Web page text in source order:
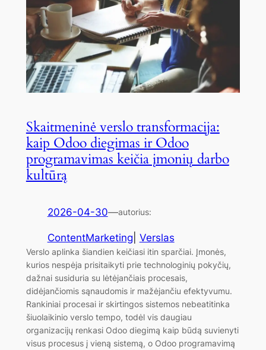
Skaitmeninė verslo transformacija:
kaip Odoo diegimas ir Odoo
programavimas keičia įmonių darbo
kultūrą
2026-04-30—autorius:
ContentMarketing Verslas
Verslo aplinka šiandien keičiasi itin sparčiai. Įmonės,
kurios nespėja prisitaikyti prie technologinių pokyčių,
dažnai susiduria su lėtėjančiais procesais,
didėjančiomis sąnaudomis ir mažėjančiu efektyvumu.
Rankiniai procesai ir skirtingos sistemos nebeatitinka
šiuolaikinio verslo tempo, todėl vis daugiau
organizacijų renkasi Odoo diegimą kaip būdą suvienyti
visus procesus į vieną sistemą, o Odoo programavimą